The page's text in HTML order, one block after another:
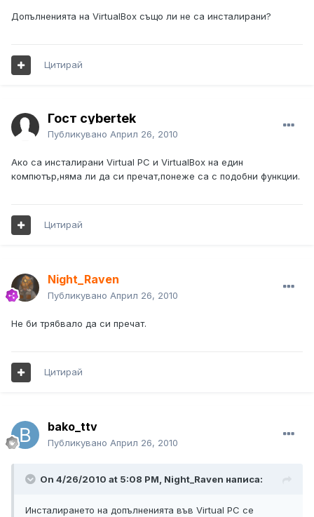
Допълненията на VirtualBox също ли не са инсталирани?
Цитирай
Гост cybertek
Публикувано Април 26, 2010
Ако са инсталирани Virtual PC и VirtualBox на един
компютър,няма ли да си пречат,понеже са с подобни функции.
Цитирай
Night_Raven
Публикувано Април 26, 2010
Не би трябвало да си пречат.
Цитирай
bako_ttv
Публикувано Април 26, 2010
On 4/26/2010 at 5:08 PM, Night_Raven написа:
Инсталирането на допълненията във Virtual PC се